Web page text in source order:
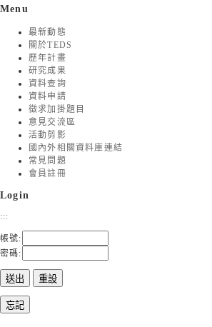
Menu
最新動態
關於TEDS
歷年計畫
研究成果
資料查詢
資料申請
徵求加掛題目
意見交流區
活動剪影
國內外相關資料庫連結
常見問題
會員註冊
Login
:::
帳號:
密碼: